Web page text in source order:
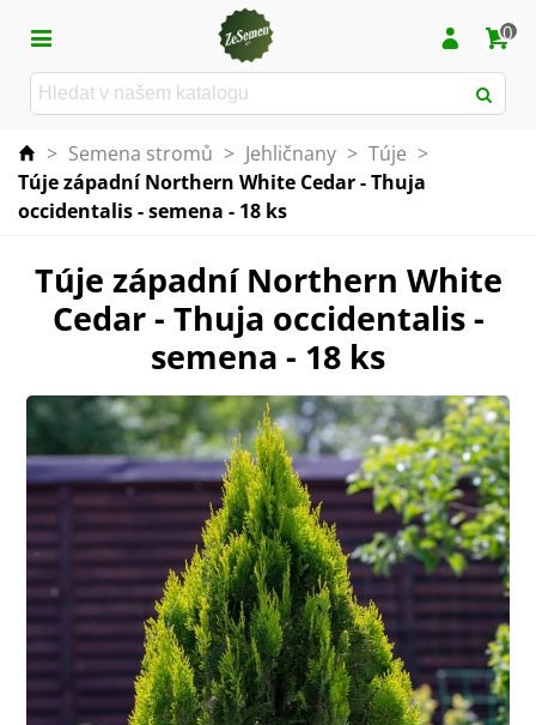
0
> Semena stromů > Jehličnany > Túje >
Túje západní Northern White Cedar - Thuja
occidentalis - semena - 18 ks
Túje západní Northern White
Cedar - Thuja occidentalis -
semena - 18 ks